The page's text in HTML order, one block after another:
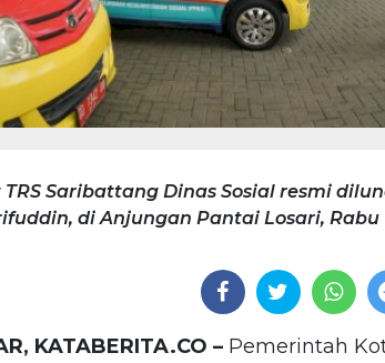
Saribattang Dinas Sosial resmi
di Anjungan Pantai Losari, Rabu
KATABERITA.CO – Pemerintah